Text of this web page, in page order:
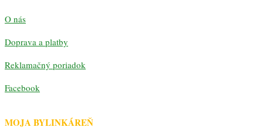
O nás
Doprava a platby
Reklamačný poriadok
Facebook
MOJA BYLINKÁREŇ